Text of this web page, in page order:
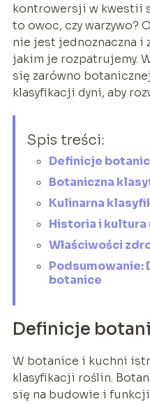
kontrowersji w kwestii
to owoc, czy warzywo?
nie jest jednoznaczna i
jakim je rozpatrujemy.
się zarówno
klasyfikacji dyni, aby
Spis treści:
Definicje
Botaniczna
Kulinarna
Historia i kultura
Właściwości
Podsumowanie:
botanice
Definicje
W botanice i kuchni
klasyfikacji roślin.
się na budowie i